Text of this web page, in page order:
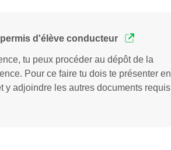
d'élève conducteur
tu peux procéder au dépôt de la
Pour ce faire tu dois te présenter en
y adjoindre les autres documents requis